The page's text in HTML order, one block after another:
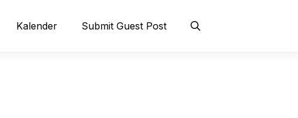
Kalender Submit Guest Post